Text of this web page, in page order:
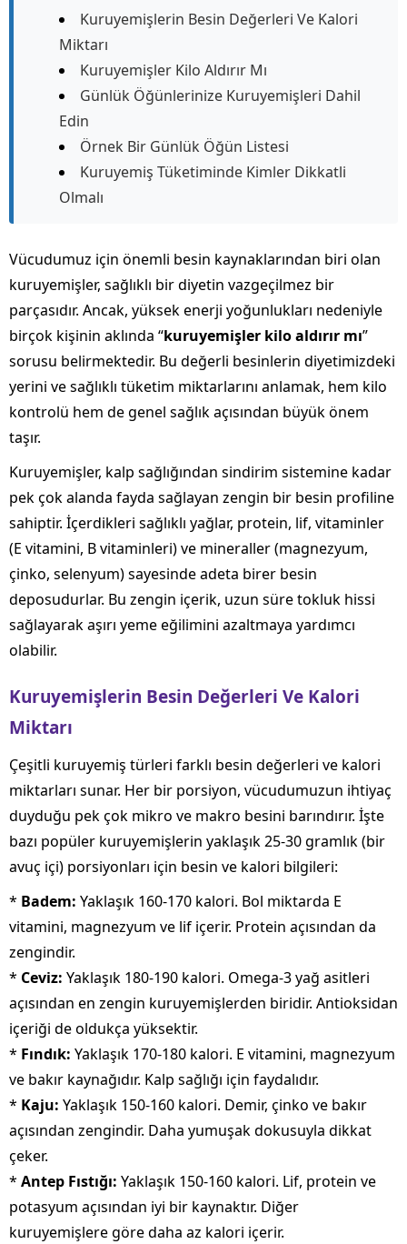
Kuruyemişlerin Besin Değerleri Ve Kalori
Miktarı
Kuruyemişler Kilo Aldırır Mı
Günlük Öğünlerinize Kuruyemişleri Dahil
Edin
Örnek Bir Günlük Öğün Listesi
Kuruyemiş Tüketiminde Kimler Dikkatli
Olmalı
Vücudumuz için önemli besin kaynaklarından biri olan
kuruyemişler, sağlıklı bir diyetin vazgeçilmez bir
parçasıdır. Ancak, yüksek enerji yoğunlukları nedeniyle
birçok kişinin aklında “kuruyemişler kilo aldırır mı”
sorusu belirmektedir. Bu değerli besinlerin diyetimizdeki
yerini ve sağlıklı tüketim miktarlarını anlamak, hem kilo
kontrolü hem de genel sağlık açısından büyük önem
taşır.
Kuruyemişler, kalp sağlığından sindirim sistemine kadar
pek çok alanda fayda sağlayan zengin bir besin profiline
sahiptir. İçerdikleri sağlıklı yağlar, protein, lif, vitaminler
(E vitamini, B vitaminleri) ve mineraller (magnezyum,
çinko, selenyum) sayesinde adeta birer besin
deposudurlar. Bu zengin içerik, uzun süre tokluk hissi
sağlayarak aşırı yeme eğilimini azaltmaya yardımcı
olabilir.
Kuruyemişlerin Besin Değerleri Ve Kalori
Miktarı
Çeşitli kuruyemiş türleri farklı besin değerleri ve kalori
miktarları sunar. Her bir porsiyon, vücudumuzun ihtiyaç
duyduğu pek çok mikro ve makro besini barındırır. İşte
bazı popüler kuruyemişlerin yaklaşık 25-30 gramlık (bir
avuç içi) porsiyonları için besin ve kalori bilgileri:
* Badem: Yaklaşık 160-170 kalori. Bol miktarda E
vitamini, magnezyum ve lif içerir. Protein açısından da
zengindir.
* Ceviz: Yaklaşık 180-190 kalori. Omega-3 yağ asitleri
açısından en zengin kuruyemişlerden biridir. Antioksidan
içeriği de oldukça yüksektir.
* Fındık: Yaklaşık 170-180 kalori. E vitamini, magnezyum
ve bakır kaynağıdır. Kalp sağlığı için faydalıdır.
* Kaju: Yaklaşık 150-160 kalori. Demir, çinko ve bakır
açısından zengindir. Daha yumuşak dokusuyla dikkat
çeker.
* Antep Fıstığı: Yaklaşık 150-160 kalori. Lif, protein ve
potasyum açısından iyi bir kaynaktır. Diğer
kuruyemişlere göre daha az kalori içerir.